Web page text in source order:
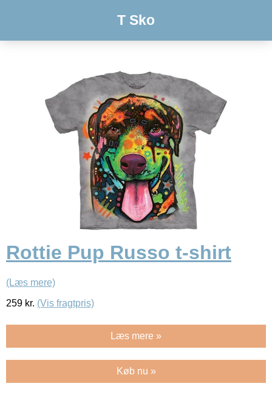
T Sko
Rottie Pup Russo t-shirt
(Læs mere)
259 kr. (Vis fragtpris)
Læs mere »
Køb nu »